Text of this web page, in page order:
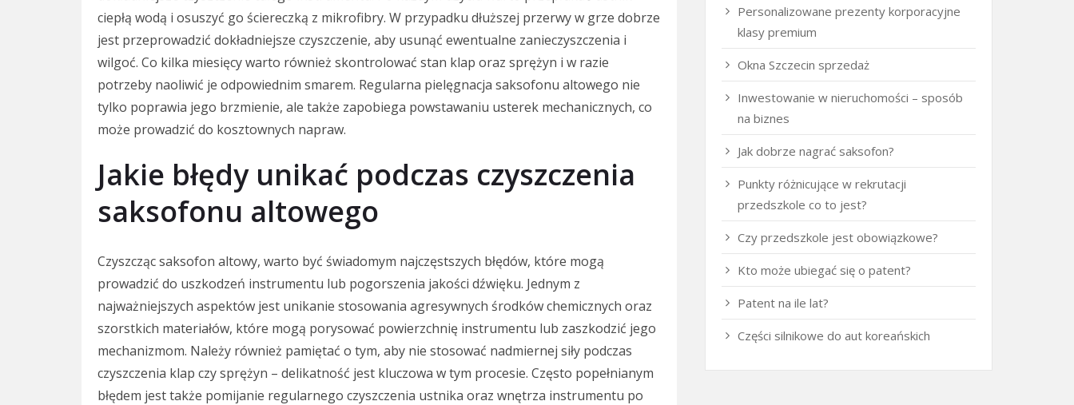
ciepłą wodą i osuszyć go ściereczką z mikrofibry. W przypadku dłuższej przerwy w grze dobrze
jest przeprowadzić dokładniejsze czyszczenie, aby usunąć ewentualne zanieczyszczenia i
wilgoć. Co kilka miesięcy warto również skontrolować stan klap oraz sprężyn i w razie
potrzeby naoliwić je odpowiednim smarem. Regularna pielęgnacja saksofonu altowego nie
tylko poprawia jego brzmienie, ale także zapobiega powstawaniu usterek mechanicznych, co
może prowadzić do kosztownych napraw.
Jakie błędy unikać podczas czyszczenia
saksofonu altowego
Czyszcząc saksofon altowy, warto być świadomym najczęstszych błędów, które mogą
prowadzić do uszkodzeń instrumentu lub pogorszenia jakości dźwięku. Jednym z
najważniejszych aspektów jest unikanie stosowania agresywnych środków chemicznych oraz
szorstkich materiałów, które mogą porysować powierzchnię instrumentu lub zaszkodzić jego
mechanizmom. Należy również pamiętać o tym, aby nie stosować nadmiernej siły podczas
czyszczenia klap czy sprężyn – delikatność jest kluczowa w tym procesie. Często popełnianym
błędem jest także pomijanie regularnego czyszczenia ustnika oraz wnętrza instrumentu po
Personalizowane prezenty korporacyjne
klasy premium
Okna Szczecin sprzedaż
Inwestowanie w nieruchomości – sposób
na biznes
Jak dobrze nagrać saksofon?
Punkty różnicujące w rekrutacji
przedszkole co to jest?
Czy przedszkole jest obowiązkowe?
Kto może ubiegać się o patent?
Patent na ile lat?
Części silnikowe do aut koreańskich